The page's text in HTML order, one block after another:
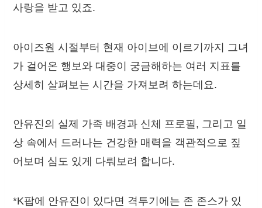
사랑을 받고 있죠.
아이즈원 시절부터 현재 아이브에 이르기까지 그녀
가 걸어온 행보와 대중이 궁금해하는 여러 지표를
상세히 살펴보는 시간을 가져보려 하는데요.
안유진의 실제 가족 배경과 신체 프로필, 그리고 일
상 속에서 드러나는 건강한 매력을 객관적으로 짚
어보며 심도 있게 다뤄보려 합니다.
*K팝에 안유진이 있다면 격투기에는 존 존스가 있